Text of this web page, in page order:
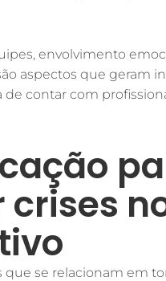
envolvimento
aspectos que geram
contar com
crises
que se relacionam em